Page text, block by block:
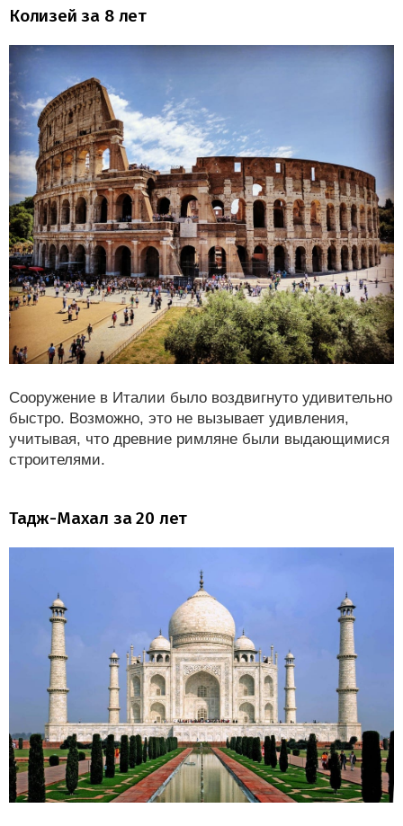
Колизей за 8 лет
Сооружение в Италии было воздвигнуто удивительно
быстро. Возможно, это не вызывает удивления,
учитывая, что древние римляне были выдающимися
строителями.
Тадж-Махал за 20 лет